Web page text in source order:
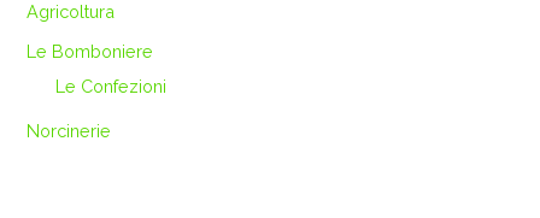
Agricoltura
Le Bomboniere
Le Confezioni
Norcinerie